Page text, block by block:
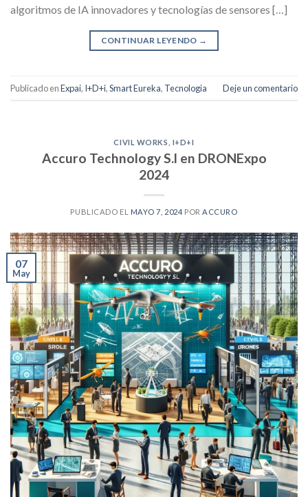
algoritmos de IA innovadores y tecnologías de sensores […]
CONTINUAR LEYENDO →
Publicado enExpai, I+D+i,Smart Eureka, Tecnologia Deje un comentario
CIVIL WORKS I+D+I
Accuro Technology S.l en DRONExpo
2024
PUBLICADO EL MAYO 7, 2024 PORACCURO
07
May